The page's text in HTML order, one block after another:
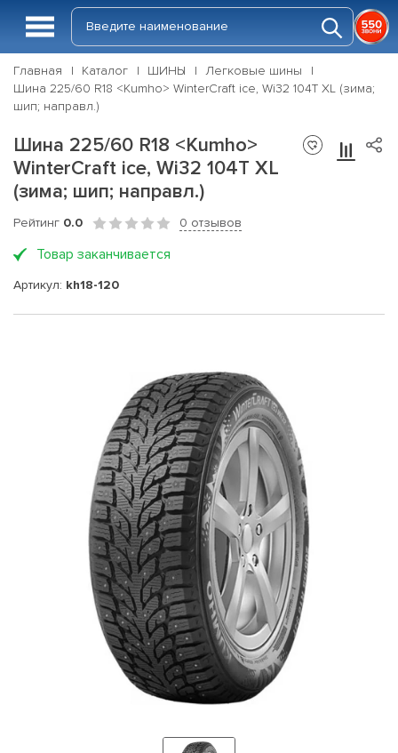
Главная Каталог ШИНЫ
Легковые шины
Шина 225/60 R18 <Kumho> WinterCraft ice, Wi32 104T XL (зима;
шип; направл.)
Шина 225/60 R18 <Kumho>
WinterCraft ice, Wi32 104T XL
(зима; шип; направл.)
Рейтинг 0.0 0 отзывов
Товар заканчивается
Артикул: kh18-120